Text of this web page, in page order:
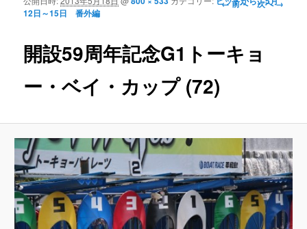
← 前へ 次へ →
開設59周年記念G1トーキョ
ー・ベイ・カップ (72)
12日～15日 番外編